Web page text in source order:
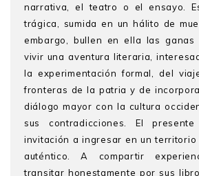
narrativa, el teatro o el ensayo.
trágica, sumida en un hálito de
embargo, bullen en ella las ganas
vivir una aventura literaria,
la experimentación formal, del
fronteras de la patria y de
diálogo mayor con la cultura
sus contradicciones. El
invitación a ingresar en un
auténtico. A compartir
transitar honestamente por sus